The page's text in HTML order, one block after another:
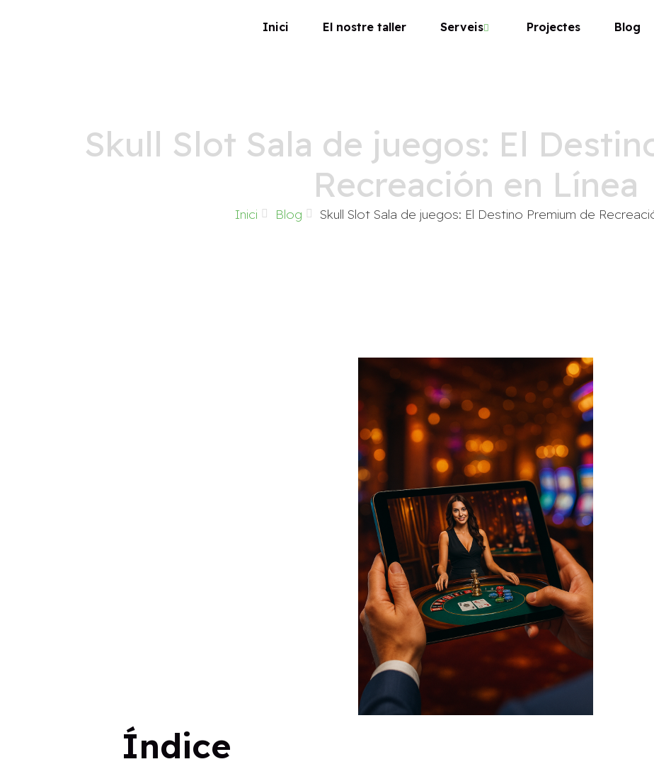
Inici El nostre taller Serveis Projectes Blog
Skull Slot Sala de juegos: El
Recreación en Línea
Inici Blog Skull Slot Sala de juegos: El Destino Premium de
Índice